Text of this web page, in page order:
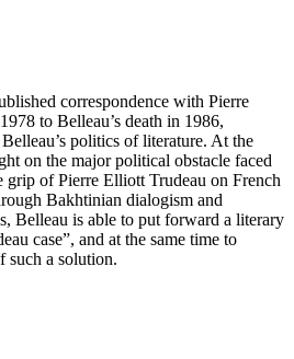
correspondence with Pierre
to Belleau’s death in 1986,
politics of literature. At the
on the major political obstacle faced
grip of Pierre Elliott Trudeau on French
Bakhtinian dialogism and
Belleau is able to put forward a literary
case”, and at the same time to
such a solution.